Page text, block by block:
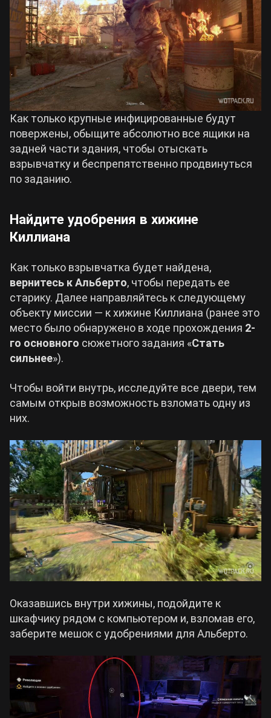
Как только крупные инфицированные будут
повержены, обыщите абсолютно все ящики на
задней части здания, чтобы отыскать
взрывчатку и беспрепятственно продвинуться
по заданию.
Найдите удобрения в хижине
Киллиана
Как только взрывчатка будет найдена,
вернитесь к Альберто, чтобы передать ее
старику. Далее направляйтесь к следующему
объекту миссии — к хижине Киллиана (ранее это
место было обнаружено в ходе прохождения 2-
го основного сюжетного задания «Стать
сильнее»).
Чтобы войти внутрь, исследуйте все двери, тем
самым открыв возможность взломать одну из
них.
Оказавшись внутри хижины, подойдите к
шкафчику рядом с компьютером и, взломав его,
заберите мешок с удобрениями для Альберто.